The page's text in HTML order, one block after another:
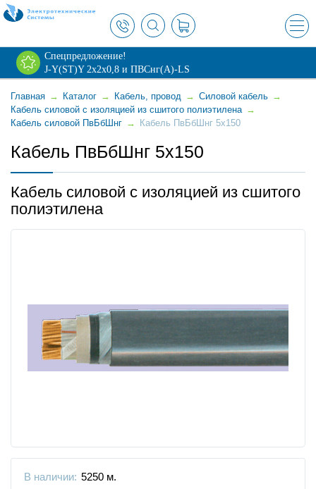
×
Спецпредложение!
J-Y(ST)Y 2х2х0,8 и ПВСнг(А)-LS
Главная → Каталог → Кабель, провод → Силовой кабель →
Кабель силовой с изоляцией из сшитого полиэтилена →
Кабель силовой ПвБбШнг → Кабель ПвБбШнг 5x150
Кабель ПвБбШнг 5x150
Кабель силовой с изоляцией из сшитого
полиэтилена
В наличии: 5250 м.